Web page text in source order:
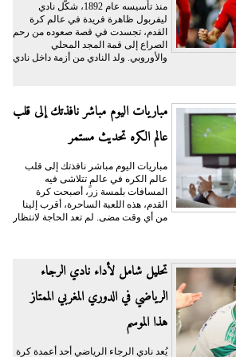
منذ تأسيسه عام 1892، شكّل نادي
ليفربول ظاهرة فريدة في عالم كرة
القدم، تجسدت في قصة صعوده من رحم
الصراع إلى قمة المجد المحلي
والأوروبي. ولد النادي من أزمة داخل نادي
مباريات اليوم مباشر نافذتك إلى قلب
عالم الكره تحديث مستمر
مباريات اليوم مباشر نافذتك إلى قلب
عالم الكره في عالمٍ تتلاشى فيه
المسافات بلمسة زر، أصبحت كرة
القدم، هذه اللعبة الساحرة، أقرب إلينا
من أي وقت مضى. لم تعد الحاجة لانتظار
تحليل شامل لأداء نادي الرجاء
الرياضي في الدوري المغربي الممتاز
هذا الموسم
يُعد نادي الرجاء الرياضي أحد أعمدة كرة